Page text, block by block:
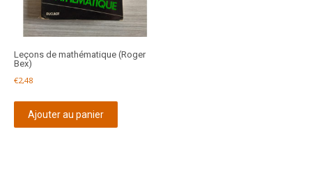
Leçons de mathématique (Roger
Bex)
€2,48
Ajouter au panier